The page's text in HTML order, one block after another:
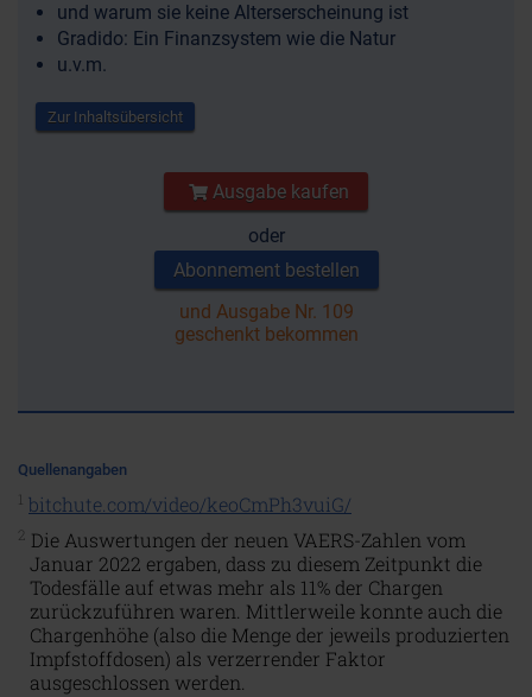
und warum sie keine Alterserscheinung ist
Gradido: Ein Finanzsystem wie die Natur
u.v.m.
Zur Inhaltsübersicht
Ausgabe kaufen
oder
Abonnement bestellen
und Ausgabe Nr. 109
geschenkt bekommen
Quellenangaben
1 bitchute.com/video/keoCmPh3vuiG/
Die Auswertungen der neuen VAERS-Zahlen vom
Januar 2022 ergaben, dass zu diesem Zeitpunkt die
Todesfälle auf etwas mehr als 11% der Chargen
zurückzuführen waren. Mittlerweile konnte auch die
Chargenhöhe (also die Menge der jeweils produzierten
Impfstoffdosen) als verzerrender Faktor
ausgeschlossen werden.